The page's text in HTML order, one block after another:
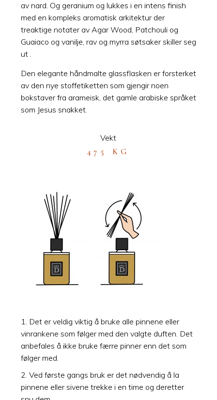
av nard. Og geranium og lukkes i en intens finish
med en kompleks aromatisk arkitektur der
treaktige notater av Agar Wood, Patchouli og
Guaiaco og vanilje, rav og myrra søtsaker skiller seg
ut .
Den elegante håndmalte glassflasken er forsterket
av den nye stoffetiketten som gjengir noen
bokstaver fra arameisk, det gamle arabiske språket
som Jesus snakket.
Vekt
475 KG
1. Det er veldig viktig å bruke alle pinnene eller
vinrankene som følger med den valgte duften. Det
anbefales å ikke bruke færre pinner enn det som
følger med.
2. Ved første gangs bruk er det nødvendig å la
pinnene eller sivene trekke i en time og deretter